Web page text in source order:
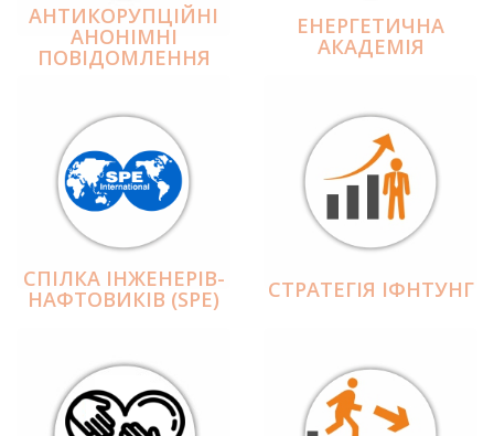
АНТИКОРУПЦІЙНІ
АНОНІМНІ
ПОВІДОМЛЕННЯ
ЕНЕРГЕТИЧНА
АКАДЕМІЯ
СПІЛКА ІНЖЕНЕРІВ-
НАФТОВИКІВ (SPE) СТРАТЕГІЯ ІФНТУНГ